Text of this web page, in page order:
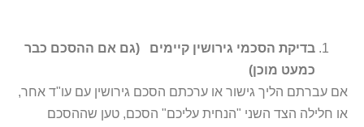
בדיקת הסכמי גירושין קיימים (גם אם ההסכם כבר
כמעט מוכן)
אם עברתם הליך גישור או ערכתם הסכם גירושין עם עו"ד אחר,
או חלילה הצד השני "הנחית עליכם" הסכם, טען שההסכם